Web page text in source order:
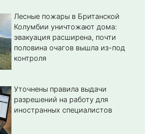
Лесные пожары в Британской
Колумбии уничтожают дома:
эвакуация расширена, почти
половина очагов вышла из-под
контроля
Уточнены правила выдачи
разрешений на работу для
иностранных специалистов